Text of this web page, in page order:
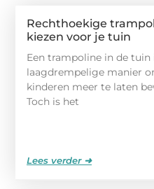
Rechthoekige
kiezen voor je tuin
Een trampoline in de tuin
laagdrempelige manier
kinderen meer te laten
Toch is het
Lees verder ➜